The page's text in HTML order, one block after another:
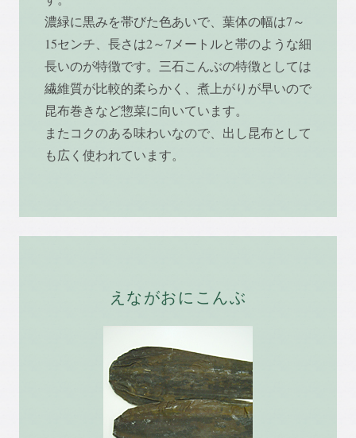
濃緑に黒みを帯びた色あいで、葉体の幅は7～
15センチ、長さは2～7メートルと帯のような細
長いのが特徴です。三石こんぶの特徴としては
繊維質が比較的柔らかく、煮上がりが早いので
昆布巻きなど惣菜に向いています。
またコクのある味わいなので、出し昆布として
も広く使われています。
えながおにこんぶ